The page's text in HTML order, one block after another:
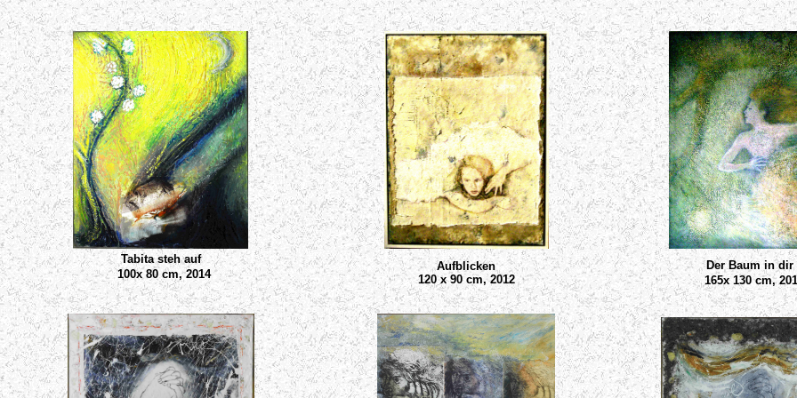
Tabita steh auf
100x 80 cm, 2014
Aufblicken
120 x 90 cm, 2012
Der Baum in dir
165x 130 cm,